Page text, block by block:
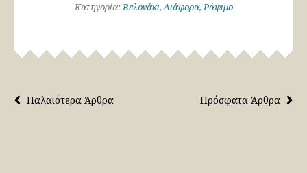
Κατηγορία:Βελονάκι,Διάφορα,Ράψιμο
Πρόσφατα Άρθρα
Παλαιότερα Άρθρα